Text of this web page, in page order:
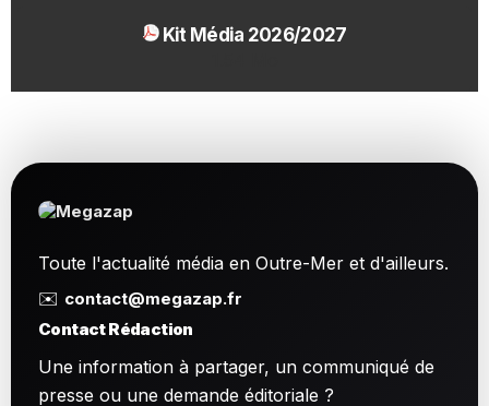
Kit Média 2026/2027
Toute l'actualité média en Outre-Mer et d'ailleurs.
✉️ contact@megazap.fr
Contact Rédaction
Une information à partager, un communiqué de
presse ou une demande éditoriale ?